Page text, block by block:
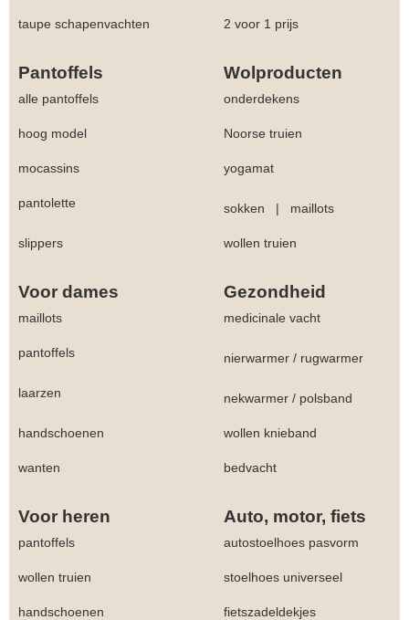
taupe schapenvachten 2 voor 1 prijs
Pantoffels Wolproducten
alle pantoffels onderdekens
hoog model Noorse truien
mocassins yogamat
pantolette sokken | maillots
slippers wollen truien
Voor dames Gezondheid
maillots medicinale vacht
pantoffels nierwarmer / rugwarmer
laarzen nekwarmer / polsband
handschoenen wollen knieband
wanten bedvacht
Voor heren Auto, motor, fiets
pantoffels autostoelhoes pasvorm
wollen truien stoelhoes universeel
handschoenen fietszadeldekjes